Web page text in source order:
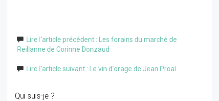
Lire l'article précédent : Les forains du marché de
Reillanne de Corinne Donzaud
Lire l'article suivant : Le vin d'orage de Jean Proal
Qui suis-je ?